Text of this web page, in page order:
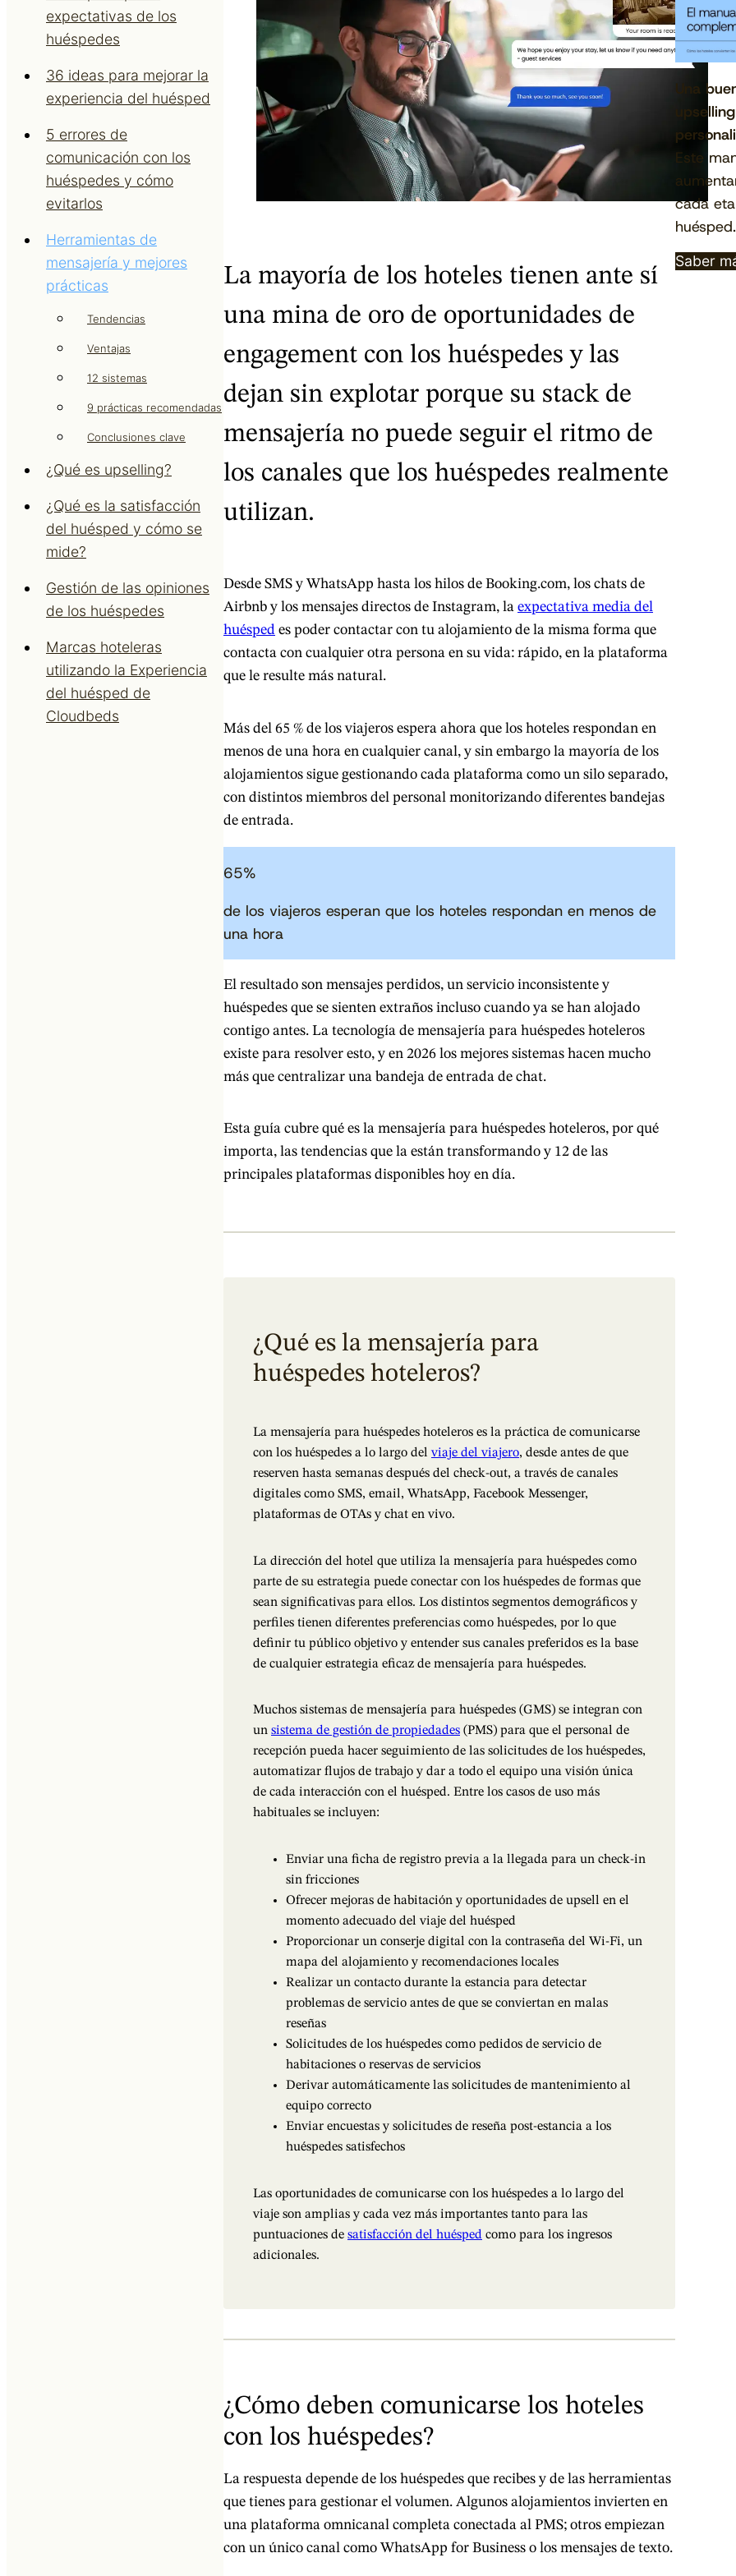
expectativas de los
huéspedes
36 ideas para mejorar la
experiencia del huésped
5 errores de
comunicación con los
huéspedes y cómo
evitarlos
Herramientas de
mensajería y mejores
prácticas
Tendencias
Ventajas
12 sistemas
9 prácticas recomendadas
Conclusiones clave
¿Qué es upselling?
¿Qué es la satisfacción
del huésped y cómo se
mide?
Gestión de las opiniones
de los huéspedes
Marcas hoteleras
utilizando la Experiencia
del huésped de
Cloudbeds
La mayoría de los hoteles tienen ante sí
una mina de oro de oportunidades de
engagement con los huéspedes y las
dejan sin explotar porque su stack de
mensajería no puede seguir el ritmo de
los canales que los huéspedes realmente
utilizan.
Desde SMS y WhatsApp hasta los hilos de Booking.com, los chats de
Airbnb y los mensajes directos de Instagram, la expectativa media del
huésped es poder contactar con tu alojamiento de la misma forma que
contacta con cualquier otra persona en su vida: rápido, en la plataforma
que le resulte más natural.
Más del 65 % de los viajeros espera ahora que los hoteles respondan en
menos de una hora en cualquier canal, y sin embargo la mayoría de los
alojamientos sigue gestionando cada plataforma como un silo separado,
con distintos miembros del personal monitorizando diferentes bandejas
de entrada.
65%
de los viajeros esperan que los hoteles respondan en menos de
una hora
El resultado son mensajes perdidos, un servicio inconsistente y
huéspedes que se sienten extraños incluso cuando ya se han alojado
contigo antes. La tecnología de mensajería para huéspedes hoteleros
existe para resolver esto, y en 2026 los mejores sistemas hacen mucho
más que centralizar una bandeja de entrada de chat.
Esta guía cubre qué es la mensajería para huéspedes hoteleros, por qué
importa, las tendencias que la están transformando y 12 de las
principales plataformas disponibles hoy en día.
¿Qué es la mensajería para
huéspedes hoteleros?
La mensajería para huéspedes hoteleros es la práctica de comunicarse
con los huéspedes a lo largo del viaje del viajero, desde antes de que
reserven hasta semanas después del check-out, a través de canales
digitales como SMS, email, WhatsApp, Facebook Messenger,
plataformas de OTAs y chat en vivo.
La dirección del hotel que utiliza la mensajería para huéspedes como
parte de su estrategia puede conectar con los huéspedes de formas que
sean significativas para ellos. Los distintos segmentos demográficos y
perfiles tienen diferentes preferencias como huéspedes, por lo que
definir tu público objetivo y entender sus canales preferidos es la base
de cualquier estrategia eficaz de mensajería para huéspedes.
Muchos sistemas de mensajería para huéspedes (GMS) se integran con
un sistema de gestión de propiedades (PMS) para que el personal de
recepción pueda hacer seguimiento de las solicitudes de los huéspedes,
automatizar flujos de trabajo y dar a todo el equipo una visión única
de cada interacción con el huésped. Entre los casos de uso más
habituales se incluyen:
Enviar una ficha de registro previa a la llegada para un check-in
sin fricciones
Ofrecer mejoras de habitación y oportunidades de upsell en el
momento adecuado del viaje del huésped
Proporcionar un conserje digital con la contraseña del Wi-Fi, un
mapa del alojamiento y recomendaciones locales
Realizar un contacto durante la estancia para detectar
problemas de servicio antes de que se conviertan en malas
reseñas
Solicitudes de los huéspedes como pedidos de servicio de
habitaciones o reservas de servicios
Derivar automáticamente las solicitudes de mantenimiento al
equipo correcto
Enviar encuestas y solicitudes de reseña post-estancia a los
huéspedes satisfechos
Las oportunidades de comunicarse con los huéspedes a lo largo del
viaje son amplias y cada vez más importantes tanto para las
puntuaciones de satisfacción del huésped como para los ingresos
adicionales.
¿Cómo deben comunicarse los hoteles
con los huéspedes?
La respuesta depende de los huéspedes que recibes y de las herramientas
que tienes para gestionar el volumen. Algunos alojamientos invierten en
una plataforma omnicanal completa conectada al PMS; otros empiezan
con un único canal como WhatsApp for Business o los mensajes de texto.
Una
Este
cada
huésped.
Saber